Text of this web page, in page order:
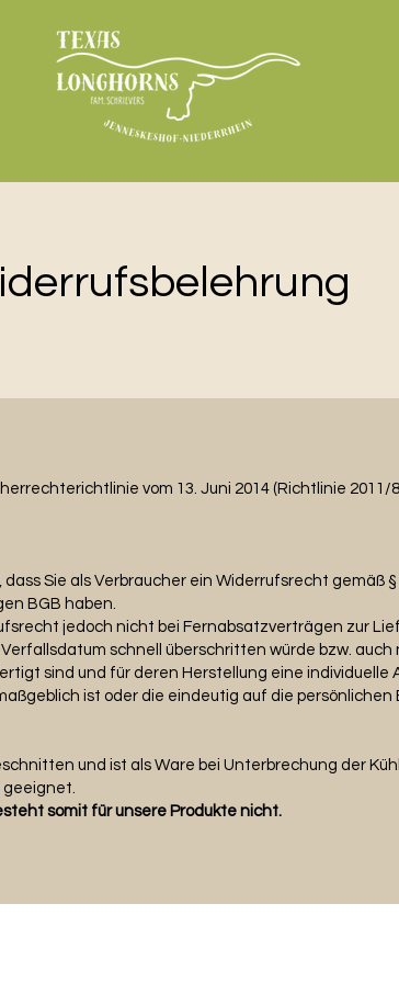
vom 13. Juni 2014 (Richtlinie 2011/
Sie als Verbraucher ein Widerrufsrecht gemäß
BGB haben.
jedoch nicht bei Fernabsatzverträgen zur
schnell überschritten würde bzw.
sind und für deren Herstellung eine individuelle
ist oder die eindeutig auf die persönlichen
und ist als Ware bei Unterbrechung der
geeignet.
somit für unsere Produkte nicht.